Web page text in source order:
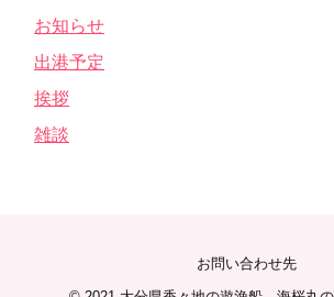
お知らせ
出港予定
挨拶
雑談
お問い合わせ先